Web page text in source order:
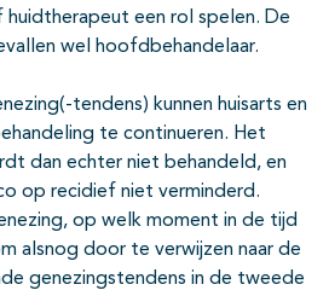
een rol spelen. De
wel hoofdbehandelaar.
tendens) kunnen huisarts en
te continueren. Het
dan echter niet behandeld, en
op recidief niet verminderd.
op welk moment in de tijd
alsnog door te verwijzen naar de
genezingstendens in de tweede